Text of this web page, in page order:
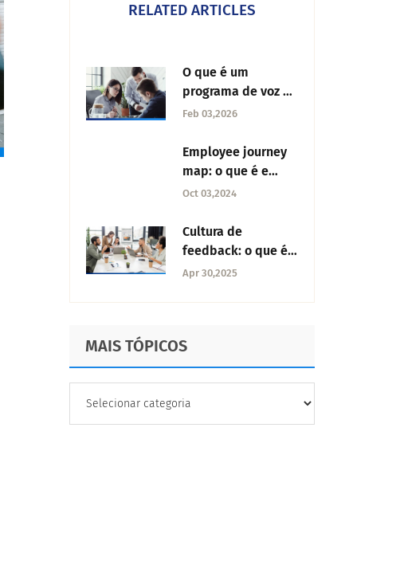
RELATED ARTICLES
O que é um
programa de voz do
colaborador?
Feb 03,2026
Employee journey
map: o que é e
como desenhá-lo
Oct 03,2024
Cultura de
feedback: o que é,
como construí-la e
Apr 30,2025
MAIS TÓPICOS
TÓPICOS